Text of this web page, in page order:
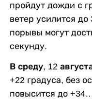
пройдут дожди с
ветер усилится до
порывы могут
секунду.
В среду, 12
+22 градуса, без
повысится до